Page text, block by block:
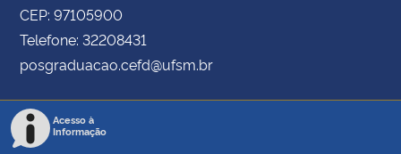
CEP: 97105900
Telefone: 32208431
posgraduacao.cefd@ufsm.br
Acesso à
Informação